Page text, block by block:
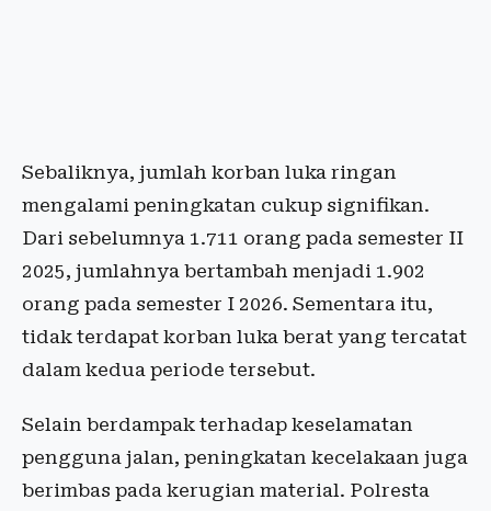
Sebaliknya, jumlah korban luka ringan
mengalami peningkatan cukup signifikan.
Dari sebelumnya 1.711 orang pada semester II
2025, jumlahnya bertambah menjadi 1.902
orang pada semester I 2026. Sementara itu,
tidak terdapat korban luka berat yang tercatat
dalam kedua periode tersebut.
Selain berdampak terhadap keselamatan
pengguna jalan, peningkatan kecelakaan juga
berimbas pada kerugian material. Polresta